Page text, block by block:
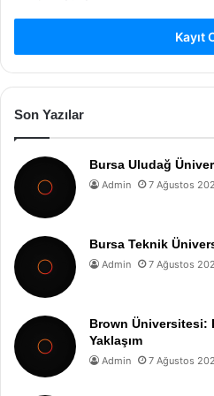
Kayıt
Son Yazılar
Bursa Uludağ
Admin 7 Ağustos
Bursa Teknik
Admin 7 Ağustos
Brown Üniversitesi:
Yaklaşım
Admin 7 Ağustos